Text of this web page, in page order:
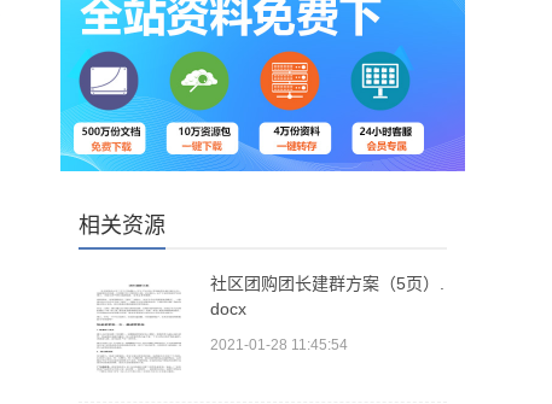
相关资源
社区团购团长建群方案（5页）.
docx
2021-01-28 11:45:54